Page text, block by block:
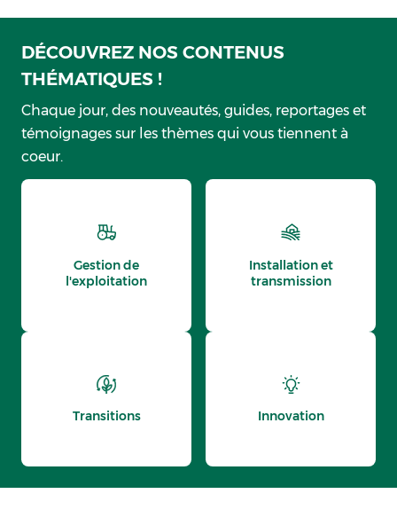
DÉCOUVREZ NOS CONTENUS
THÉMATIQUES !
Chaque jour, des nouveautés, guides, reportages et
témoignages sur les thèmes qui vous tiennent à
coeur.
Gestion de
l'exploitation
Installation et
transmission
Transitions Innovation